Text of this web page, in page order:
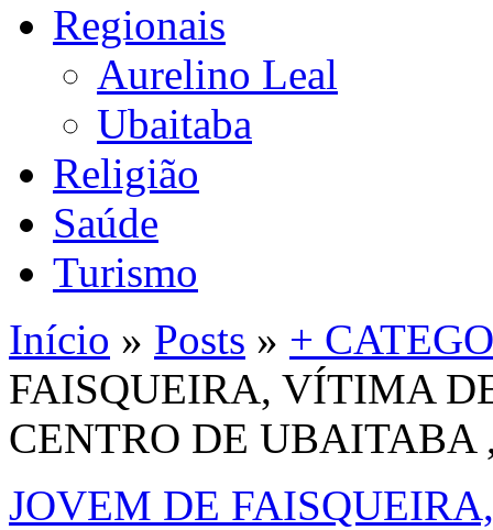
Regionais
Aurelino Leal
Ubaitaba
Religião
Saúde
Turismo
Início » Posts » +
FAISQUEIRA, VÍTIMA
CENTRO DE
JOVEM DE